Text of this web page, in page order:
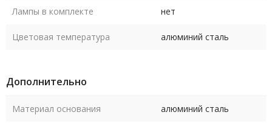
Лампы в комплекте нет
Цветовая температура алюминий сталь
Дополнительно
Материал основания алюминий сталь